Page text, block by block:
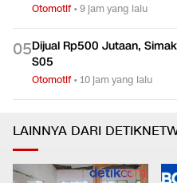
Otomotif•9 jam yang lalu
05Dijual Rp500 Jutaan,
S05
Otomotif•10 jam yang lalu
LAINNYA DARI